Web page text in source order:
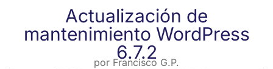
Actualización de
mantenimiento WordPress
6.7.2
por Francisco G.P.